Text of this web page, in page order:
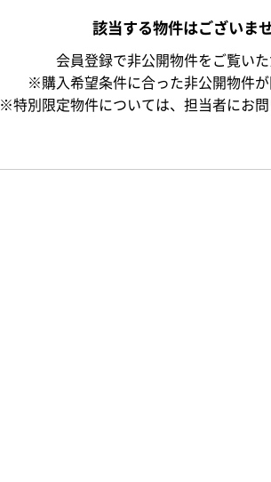
該当する物件はございませ
会員登録で非公開物件をご覧いた
※購入希望条件に合った非公開物件が
※特別限定物件については、担当者にお問